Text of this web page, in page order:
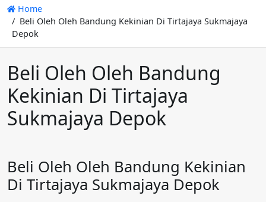
Home
Beli Oleh Oleh Bandung Kekinian Di Tirtajaya Sukmajaya
Depok
Beli Oleh Oleh Bandung
Kekinian Di Tirtajaya
Sukmajaya Depok
Beli Oleh Oleh Bandung Kekinian
Di Tirtajaya Sukmajaya Depok